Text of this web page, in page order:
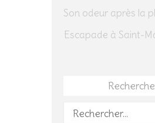
Recherche
Rechercher :